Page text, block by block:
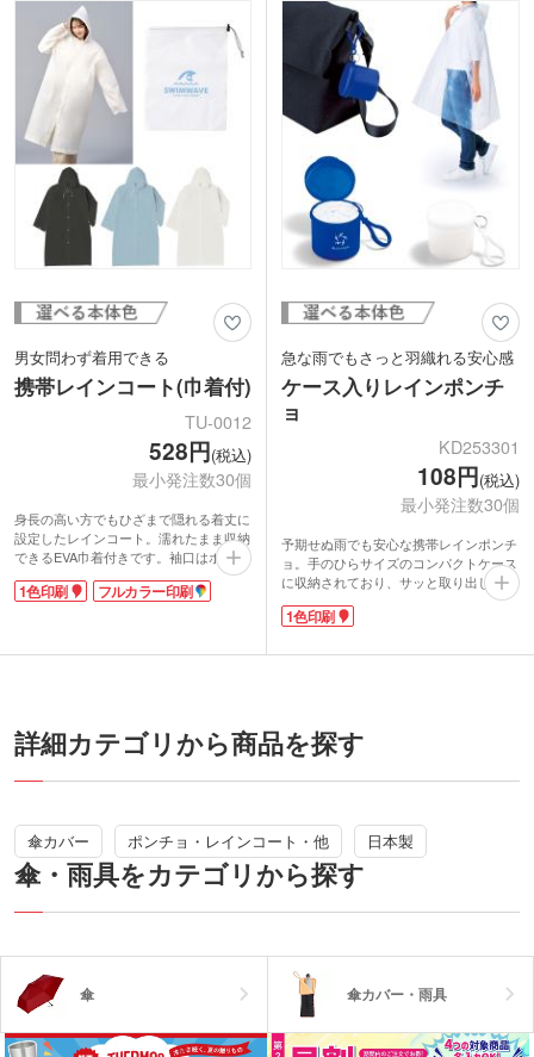
ボタン式で着脱も簡単。フードには紐付
きで風のある日も快適に使えます。
いスナップボタン式でフードには調節可
能な紐付き。突然の雨にもスマートに備
えられる一着です。
男女問わず着用できる
携帯レインコート(巾着付)
TU-0012
528円(税込)
最小発注数30個
身長の高い方でもひざまで隠れる着丈に
設定したレインコート。濡れたまま収納
できるEVA巾着付きです。袖口はボタン
で留めると細くなり、雨の侵入を防ぎや
すい仕様。男女問わず着用いただけるシ
EVA巾着は1色またはフルカラー印刷が
1色印刷 フルカラー印刷
急な雨でもさっと羽織れる安心感
ケース入りレインポンチ
ョ
KD253301
108円(税込)
最小発注数30個
予期せぬ雨でも安心な携帯レインポンチ
ョ。手のひらサイズのコンパクトケース
に収納されており、サッと取り出してす
ぐに羽織れます。ケースは便利なカラビ
ナ付きで、リュックやバッグに取り付け
プ、山登り、スポーツ観戦など、さまざ
ケースの天面か側面に1色印刷が可能。
ロゴを印刷してスポーツイベントのノベ
1色印刷
詳細カテゴリから商品を探す
傘カバー ポンチョ・レインコート・他 日本製
傘・雨具をカテゴリから探す
傘 傘カバー・雨具